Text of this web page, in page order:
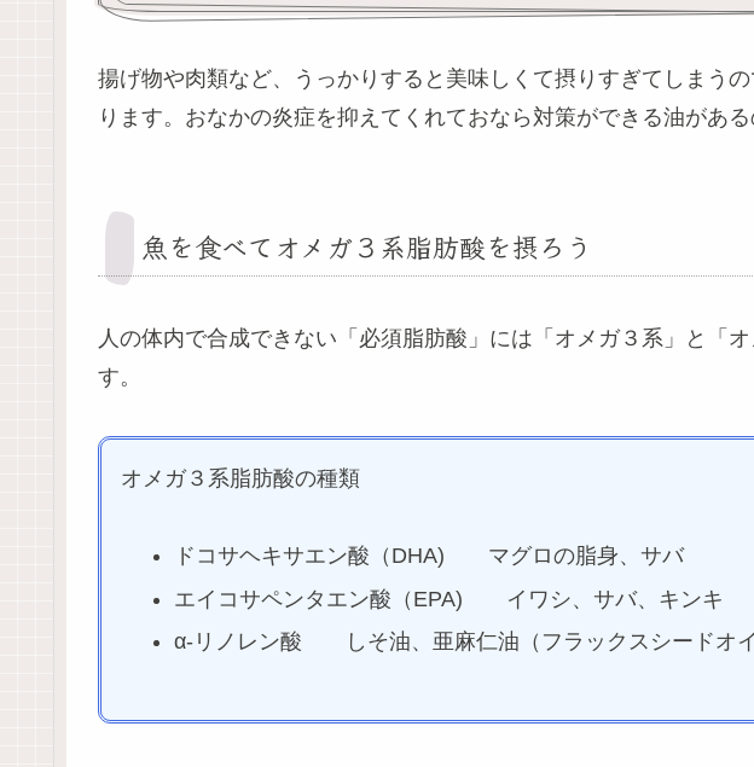
揚げ物や肉類など、うっかりすると美味しくて摂りすぎてしまう
ります。おなかの炎症を抑えてくれておなら対策ができる油がある
魚を食べてオメガ３系脂肪酸を摂ろう
人の体内で合成できない「必須脂肪酸」には「オメガ３系」と「
す。
オメガ３系脂肪酸の種類
ドコサヘキサエン酸（DHA) マグロの脂身、サバ
エイコサペンタエン酸（EPA) イワシ、サバ、キンキ
α-リノレン酸 しそ油、亜麻仁油（フラックスシードオ